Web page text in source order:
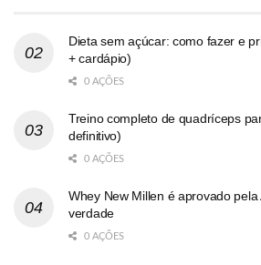
Dieta sem açúcar: como fazer e
+ cardápio)
0 AÇÕES
Treino completo de quadríceps
definitivo)
0 AÇÕES
Whey New Millen é aprovado
verdade
0 AÇÕES